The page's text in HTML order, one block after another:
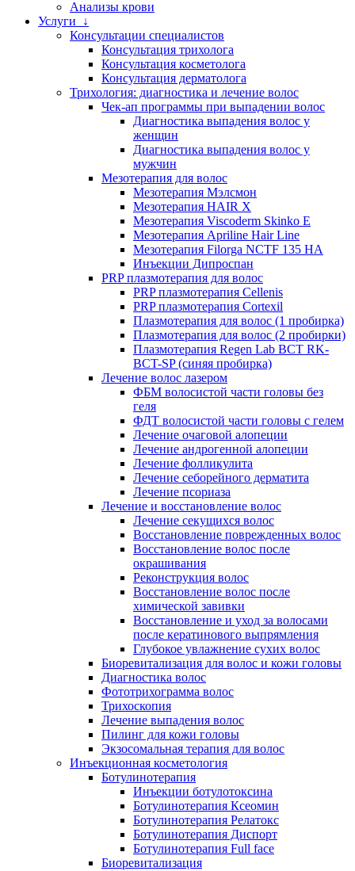
Анализы крови
Услуги ↓
Консультации специалистов
Консультация трихолога
Консультация косметолога
Консультация дерматолога
Трихология: диагностика и лечение волос
Чек-ап программы при выпадении волос
Диагностика выпадения волос у
женщин
Диагностика выпадения волос у
мужчин
Мезотерапия для волос
Мезотерапия Мэлсмон
Мезотерапия HAIR X
Мезотерапия Viscoderm Skinko E
Мезотерапия Apriline Hair Line
Мезотерапия Filorga NCTF 135 HA
Инъекции Дипроспан
PRP плазмотерапия для волос
PRP плазмотерапия Cellenis
PRP плазмотерапия Cortexil
Плазмотерапия для волос (1 пробирка)
Плазмотерапия для волос (2 пробирки)
Плазмотерапия Regen Lab BCT RK-
BCT-SP (синяя пробирка)
Лечение волос лазером
ФБМ волосистой части головы без
геля
ФДТ волосистой части головы с гелем
Лечение очаговой алопеции
Лечение андрогенной алопеции
Лечение фолликулита
Лечение себорейного дерматита
Лечение псориаза
Лечение и восстановление волос
Лечение секущихся волос
Восстановление поврежденных волос
Восстановление волос после
окрашивания
Реконструкция волос
Восстановление волос после
химической завивки
Восстановление и уход за волосами
после кератинового выпрямления
Глубокое увлажнение сухих волос
Биоревитализация для волос и кожи головы
Диагностика волос
Фототрихограмма волос
Трихоскопия
Лечение выпадения волос
Пилинг для кожи головы
Экзосомальная терапия для волос
Инъекционная косметология
Ботулинотерапия
Инъекции ботулотоксина
Ботулинотерапия Ксеомин
Ботулинотерапия Релатокс
Ботулинотерапия Диспорт
Ботулинотерапия Full face
Биоревитализация